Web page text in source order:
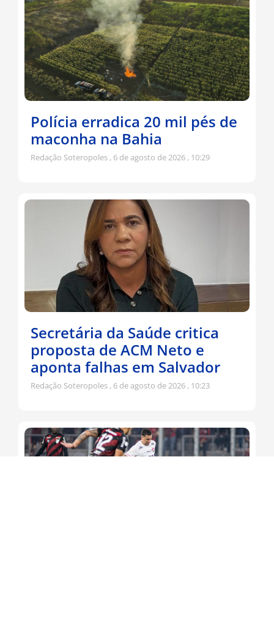
Polícia erradica 20 mil pés de
maconha na Bahia
Redação Soteropoles 6 de agosto de 2026 10:29
Secretária da Saúde critica
proposta de ACM Neto e
aponta falhas em Salvador
Redação Soteropoles 6 de agosto de 2026 10:23